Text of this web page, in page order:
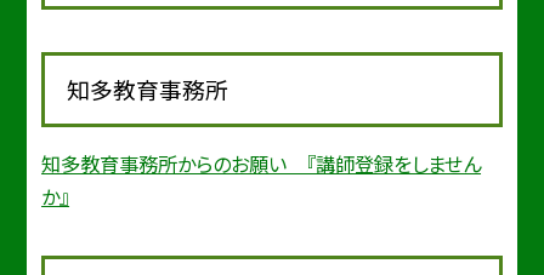
知多教育事務所
知多教育事務所からのお願い 『講師登録をしません
か』